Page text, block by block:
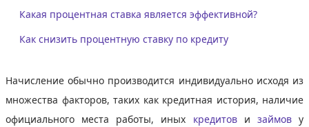
Какая процентная ставка является эффективной?
Как снизить процентную ставку по кредиту
Начисление обычно производится индивидуально исходя из
множества факторов, таких как кредитная история, наличие
официального места работы, иных кредитови займову